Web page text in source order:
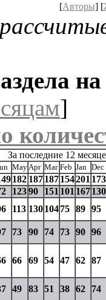
[Авторы] [
]
За последние 12
May Apr Mar Feb Jan Dec
182 187187154201 173
12390 151 101 167130
113 13010475 89 95
73 90 74 73 90 96
66 69 54 47 62 87
49 83 51 38 62
74